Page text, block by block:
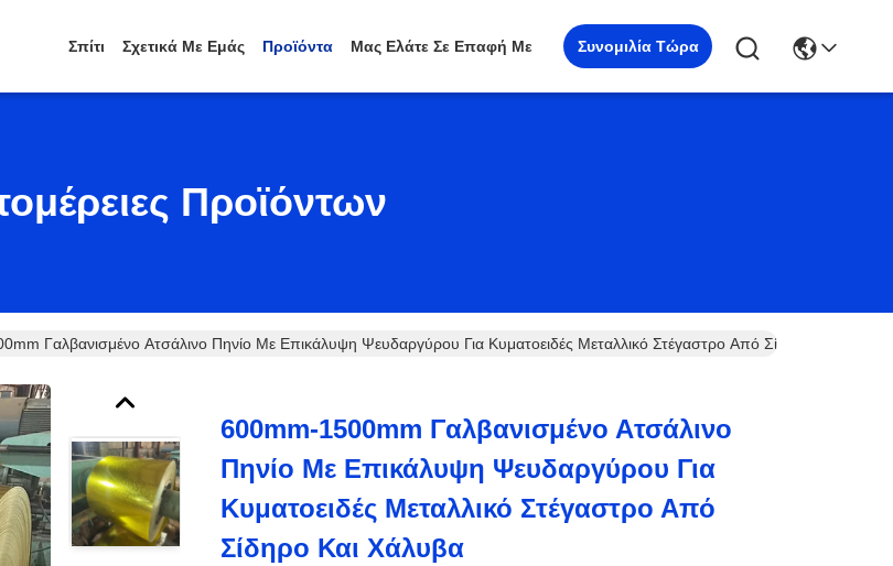
Σπίτι Σχετικά Με Εμάς Προϊόντα Μας Ελάτε Σε Επαφή Με Συνομιλία Τώρα
Προϊόντων
Γαλβανισμένο Ατσάλινο Πηνίο Με Επικάλυψη Ψευδαργύρου Για Κυματοειδές Μεταλλικό Στέγαστρο Από Σίδηρο Και
600mm-1500mm Γαλβανισμένο Ατσάλινο
Πηνίο Με Επικάλυψη Ψευδαργύρου Για
Κυματοειδές Μεταλλικό Στέγαστρο Από
Σίδηρο Και Χάλυβα